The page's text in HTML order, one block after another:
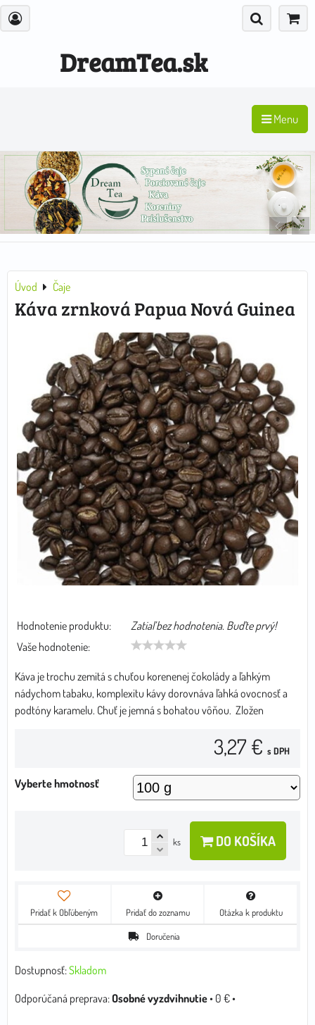
DreamTea.sk
Menu
Úvod Čaje
Káva zrnková Papua Nová Guinea
Hodnotenie produktu:
Zatiaľ bez hodnotenia. Buďte prvý!
Vaše hodnotenie:
Káva je trochu zemitá s chuťou korenenej čokolády a ľahkým
nádychom tabaku, komplexitu kávy dorovnáva ľahká ovocnosť a
podtóny karamelu. Chuť je jemná s bohatou vôňou. Zložen
3,27 € s DPH
Vyberte hmotnosť
ks DO KOŠÍKA
Pridať k Obľúbeným Pridať do zoznamu Otázka k produktu
Doručenia
Dostupnosť:Skladom
Osobné vyzdvihnutie• 0 €•